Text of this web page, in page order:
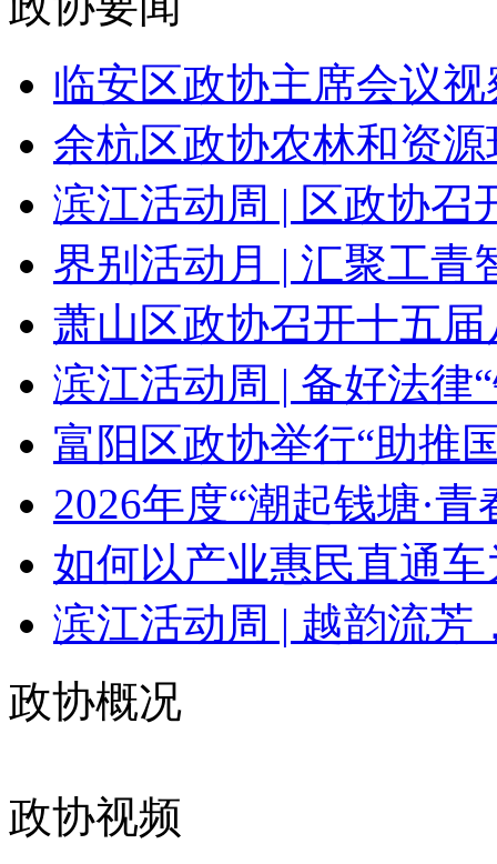
临安区政协主席会议
余杭区政协农林和资
滨江活动周 | 区政协召
界别活动月 | 汇聚工青
萧山区政协召开十五
滨江活动周 | 备好法律
富阳区政协举行“助推
2026年度“潮起钱塘·青
如何以产业惠民直通
滨江活动周 | 越韵流芳
政协概况
政协视频